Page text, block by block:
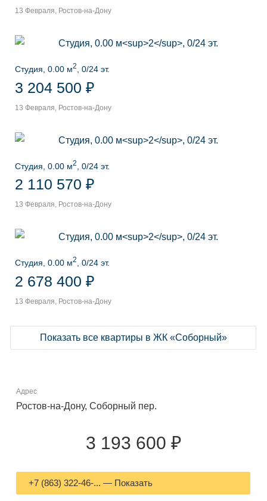
13 Февраля, Ростов-на-Дону
Студия, 0.00 м2 , 0/24 эт.
3 204 500 ₽
13 Февраля, Ростов-на-Дону
Студия, 0.00 м2 , 0/24 эт.
2 110 570 ₽
13 Февраля, Ростов-на-Дону
Студия, 0.00 м2 , 0/24 эт.
2 678 400 ₽
13 Февраля, Ростов-на-Дону
Показать все квартиры в ЖК «Соборный»
Адрес
Ростов-на-Дону, Соборный пер.
3 193 600 ₽
+7 (863) 322-46-... — Показать